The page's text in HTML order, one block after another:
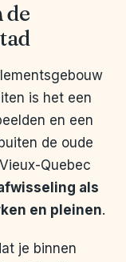
de
is het een
en een
de oude
Quebec
als
en pleinen.
je binnen